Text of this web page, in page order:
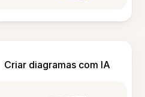
Criar diagramas com IA